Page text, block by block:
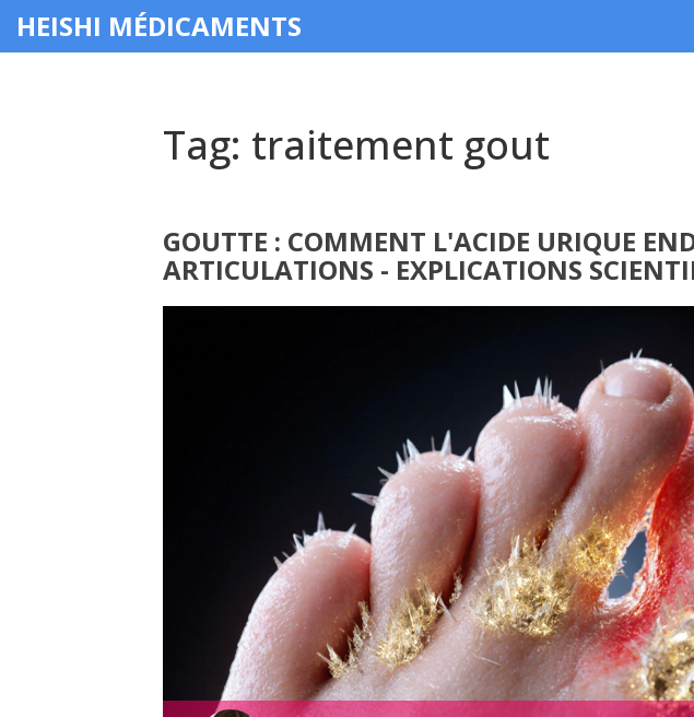
HEISHI MÉDICAMENTS
Tag: traitement gout
GOUTTE : COMMENT L'ACIDE URIQUE
ARTICULATIONS - EXPLICATIONS